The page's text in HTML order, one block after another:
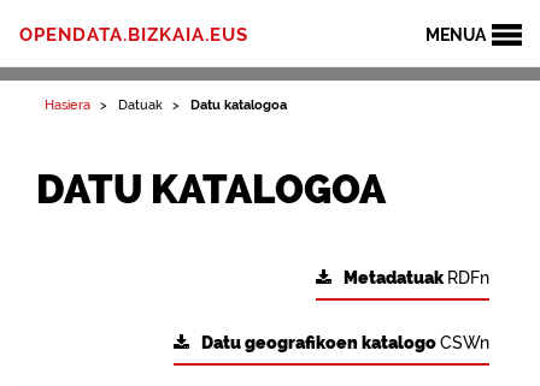
MENUA
OPENDATA.BIZKAIA.EUS
Hasiera Datuak Datu katalogoa
DATU KATALOGOA
Metadatuak RDFn
Datu geografikoen katalogoCSWn